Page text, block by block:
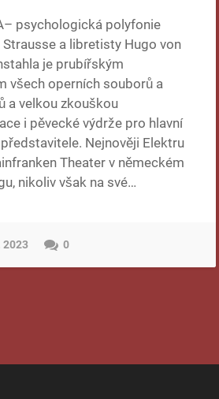
psychologická polyfonie
Strausse a libretisty Hugo von
je prubířským
všech operních souborů a
a velkou zkouškou
i pěvecké výdrže pro hlavní
Nejnověji Elektru
Theater v německém
nikoliv však na své…
2023 0